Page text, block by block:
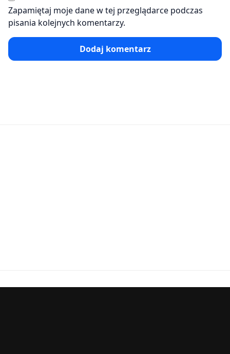
Zapamiętaj moje dane w tej przeglądarce podczas
pisania kolejnych komentarzy.
Dodaj komentarz